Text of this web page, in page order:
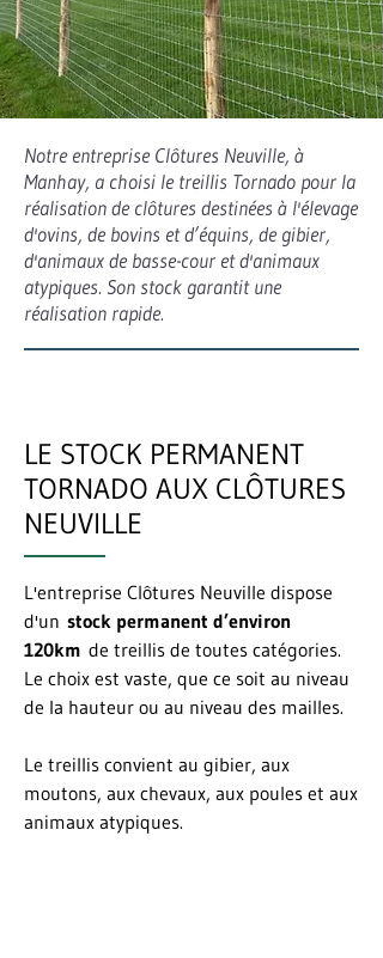
Notre entreprise Clôtures Neuville, à
Manhay, a choisi le treillis Tornado pour la
réalisation de clôtures destinées à l'élevage
d'ovins, de bovins et d’équins, de gibier,
d'animaux de basse-cour et d'animaux
atypiques. Son stock garantit une
réalisation rapide.
LE STOCK PERMANENT
TORNADO AUX CLÔTURES
NEUVILLE
L'entreprise Clôtures Neuville dispose
d'un stock permanent d’environ
120km de treillis de toutes catégories.
Le choix est vaste, que ce soit au niveau
de la hauteur ou au niveau des mailles.
Le treillis convient au gibier, aux
moutons, aux chevaux, aux poules et aux
animaux atypiques.